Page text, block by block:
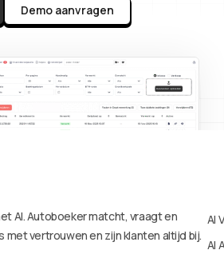
Demo aanvragen
AI. Autoboeker matcht, vraagt en
met vertrouwen en zijn klanten altijd bij.
AI
AI